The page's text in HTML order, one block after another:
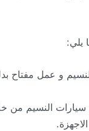
يلي:
و عمل مفتاح
النسيم من